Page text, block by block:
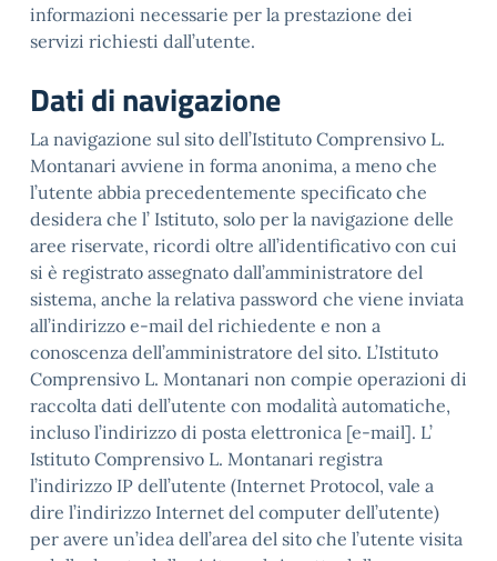
informazioni necessarie per la prestazione dei
servizi richiesti dall’utente.
Dati di navigazione
La navigazione sul sito dell’Istituto Comprensivo L.
Montanari avviene in forma anonima, a meno che
l’utente abbia precedentemente specificato che
desidera che l’ Istituto, solo per la navigazione delle
aree riservate, ricordi oltre all’identificativo con cui
si è registrato assegnato dall’amministratore del
sistema, anche la relativa password che viene inviata
all’indirizzo e-mail del richiedente e non a
conoscenza dell’amministratore del sito. L’Istituto
Comprensivo L. Montanari non compie operazioni di
raccolta dati dell’utente con modalità automatiche,
incluso l’indirizzo di posta elettronica [e-mail]. L’
Istituto Comprensivo L. Montanari registra
l’indirizzo IP dell’utente (Internet Protocol, vale a
dire l’indirizzo Internet del computer dell’utente)
per avere un’idea dell’area del sito che l’utente visita